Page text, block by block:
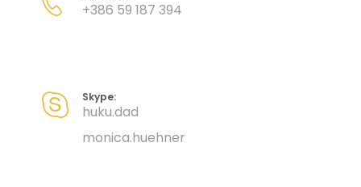
+386 59 187 394
Skype:
huku.dad
monica.huehner